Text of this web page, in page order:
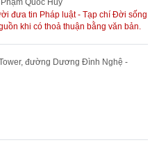
Quốc Huy
đưa tin Pháp luật - Tạp chí Đời sống
khi có thoả thuận bằng văn bản.
đường Dương Đình Nghệ -